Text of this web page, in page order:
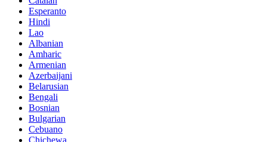
Esperanto
Hindi
Lao
Albanian
Amharic
Armenian
Azerbaijani
Belarusian
Bengali
Bosnian
Bulgarian
Cebuano
Chichewa